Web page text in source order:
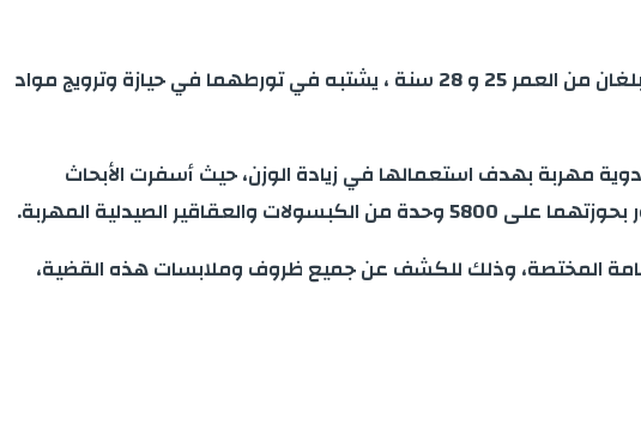
تمكنت عناصر المصلحة الولائية للشرطة القضائية بمدينة مراكش أمس الأحد 23 فبراير الجاري، من توقيف زوجين يبلغان من العمر 25 و 28 سنة ، يشتبه في تورطهما في حيازة وترويج مواد
مهربة بهدف استعمالها في زيادة الوزن، حيث أسفرت الأبحاث
الصيدلية المهربة.
العامة المختصة، وذلك للكشف عن جميع ظروف وملابسات هذه القضية،